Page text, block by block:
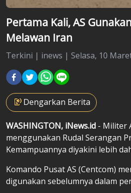
Pertama Kali, AS
Melawan Iran
Terkini | inews | Selasa, 10
Dengarkan Berita
WASHINGTON, iNews.id - Militer
menggunakan Rudal Serangan
Kemampuannya diyakini lebih
Komando Pusat AS (Centcom)
digunakan sebelumnya dalam